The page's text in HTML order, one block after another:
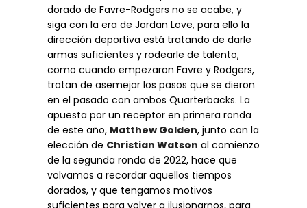
dorado de Favre-Rodgers no se acabe, y
siga con la era de Jordan Love, para ello la
dirección deportiva está tratando de darle
armas suficientes y rodearle de talento,
como cuando empezaron Favre y Rodgers,
tratan de asemejar los pasos que se dieron
en el pasado con ambos Quarterbacks. La
apuesta por un receptor en primera ronda
de este año, Matthew Golden, junto con la
elección de Christian Watson al comienzo
de la segunda ronda de 2022, hace que
volvamos a recordar aquellos tiempos
dorados, y que tengamos motivos
suficientes para volver a ilusionarnos, para